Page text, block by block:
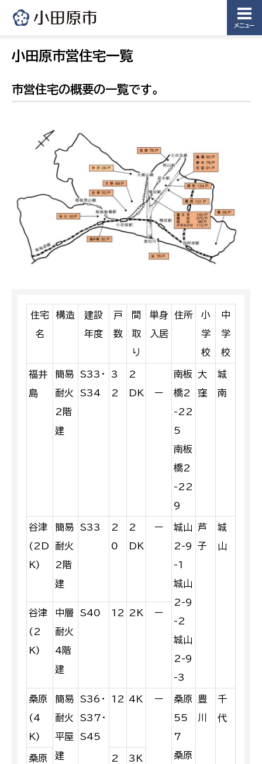
メニュー
小田原市営住宅一覧
市営住宅の概要の一覧です。
住宅
名
構造
建設
年度
戸
数
間
取
り
単身
入居
住所
小
学
校
中
学
校
福井
島
簡易
耐火
2階
建
S33・
S34
3
2
2
DK
ー
南板
橋2
-22
5
南板
橋2
-22
9
大
窪
城
南
谷津
(2D
K)
簡易
耐火
2階
建
S33
2
0
2
DK
ー
城山
2-9
-1
城山
2-9
-2
城山
2-9
-3
芦
子
城
山
谷津
(2
K)
中層
耐火
4階
建
S40 12 2K ー
桑原
(4
K)
簡易
耐火
平屋
建
S36・
S37・
S45
12 4K ー
桑原
55
7
桑原
豊
川
千
代
桑原
2
3K